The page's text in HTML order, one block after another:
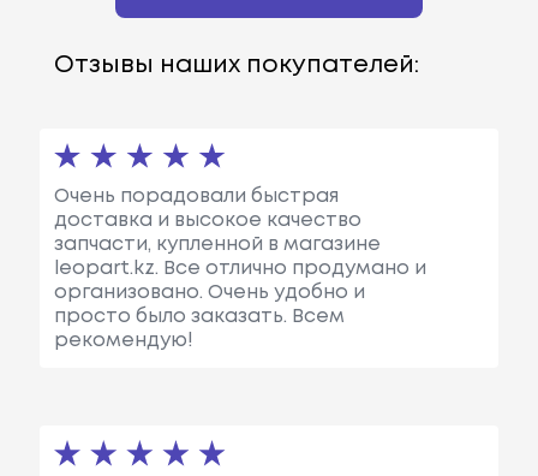
Отзывы наших покупателей:
Очень порадовали быстрая
доставка и высокое качество
запчасти, купленной в магазине
leopart.kz. Все отлично продумано и
организовано. Очень удобно и
просто было заказать. Всем
рекомендую!